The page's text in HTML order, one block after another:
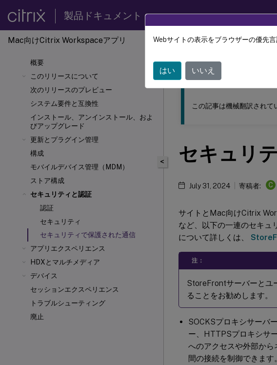
製品ドキュメント
Mac向けCitrix Workspaceアプリ
概要
このリリースについて
次のリリースのプレビュー
システム要件と互換性
インストール、アンインストール、およ
びアップグレード
更新とプラグイン管理
構成
モバイルデバイス管理（MDM）
ストア構成
セキュリティと認証
認証
セキュリティ
セキュリティで保護された通信
アプリエクスペリエンス
HDXとマルチメディア
デバイス
セッションエクスペリエンス
トラブルシューティング
廃止
このコンテンツは動的に機械翻訳さ
Mac向けCitrix Workspaceア
<
この記事は機械翻訳されて
セキュリ
July 31, 2024 寄稿者: C
サイトとMac向けCitrix
など、以下の一連のセキ
について詳しくは、
注：
StoreFrontサーバーとユ
ることをお勧めします。
SOCKSプロキシサーバ
ー、HTTPSプロキシサ
へのアクセスや外部か
間の接続を制御できま
Webサイトの表示をブラウザーの優先
はい いいえ